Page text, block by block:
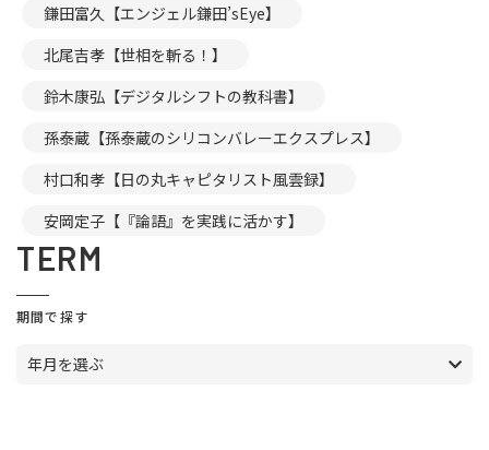
鎌田富久【エンジェル鎌田’sEye】
北尾吉孝【世相を斬る！】
鈴木康弘【デジタルシフトの教科書】
孫泰蔵【孫泰蔵のシリコンバレーエクスプレス】
村口和孝【日の丸キャピタリスト風雲録】
安岡定子【『論語』を実践に活かす】
TERM
期間で探す
年月を選ぶ